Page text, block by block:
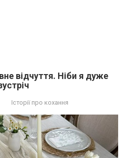
відчуття. Ніби я дуже
Історії про кохання